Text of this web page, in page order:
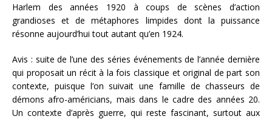
Harlem des années 1920 à coups de scènes d’action
grandioses et de métaphores limpides dont la puissance
résonne aujourd’hui tout autant qu’en 1924.
Avis : suite de l’une des séries événements de l’année dernière
qui proposait un récit à la fois classique et original de part son
contexte, puisque l’on suivait une famille de chasseurs de
démons afro-américians, mais dans le cadre des années 20.
Un contexte d’après guerre, qui reste fascinant, surtout aux